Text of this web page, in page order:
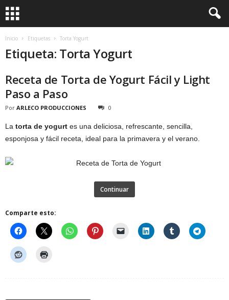
Inicio Etiquetas Torta Yogurt
Etiqueta: Torta Yogurt
Receta de Torta de Yogurt Fácil y Light
Paso a Paso
Por ARLECO PRODUCCIONES 0
La torta de yogurt es una deliciosa, refrescante, sencilla,
esponjosa y fácil receta, ideal para la primavera y el verano.
Continuar
Comparte esto: